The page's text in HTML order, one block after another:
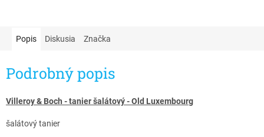
Popis Diskusia Značka
Podrobný popis
Villeroy & Boch - tanier šalátový - Old Luxembourg​
šalátový tanier